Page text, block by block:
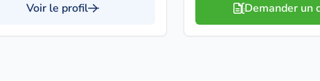
Voir le profil Demander un